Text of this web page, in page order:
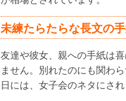
未練たらたらな長文の
友達や彼女、親への手紙は
ません。別れたのにも関わ
日には、女子会のネタにさ